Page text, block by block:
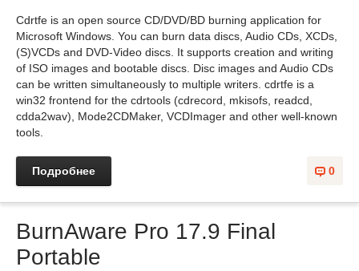
Cdrtfe is an open source CD/DVD/BD burning application for
Microsoft Windows. You can burn data discs, Audio CDs, XCDs,
(S)VCDs and DVD-Video discs. It supports creation and writing
of ISO images and bootable discs. Disc images and Audio CDs
can be written simultaneously to multiple writers. cdrtfe is a
win32 frontend for the cdrtools (cdrecord, mkisofs, readcd,
cdda2wav), Mode2CDMaker, VCDImager and other well-known
tools.
0
Подробнее
BurnAware Pro 17.9 Final
Portable